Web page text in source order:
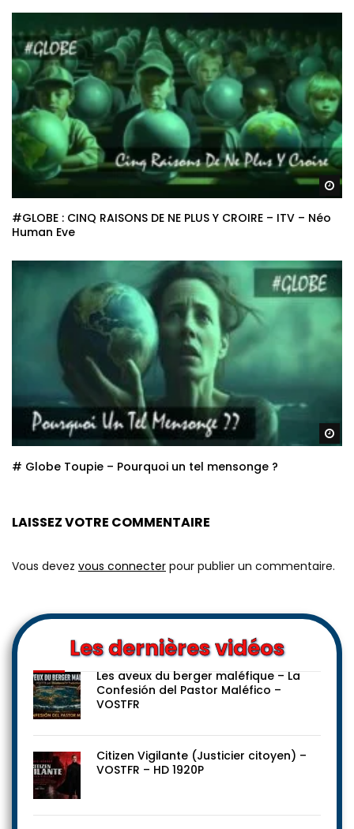
#GLOBE : CINQ RAISONS DE NE PLUS Y CROIRE – ITV – Néo
Human Eve
# Globe Toupie – Pourquoi un tel mensonge ?
LAISSEZ VOTRE COMMENTAIRE
Vous devez vous connecter pour publier un commentaire.
Les dernières vidéos
Les aveux du berger maléfique – La
Confesión del Pastor Maléfico –
VOSTFR
Citizen Vigilante (Justicier citoyen) –
VOSTFR – HD 1920P